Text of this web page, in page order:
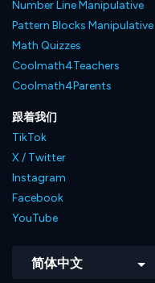
Number Line Manipulative
Pattern Blocks Manipulative
Math Quizzes
Coolmath4Teachers
Coolmath4Parents
跟着我们
TikTok
X / Twitter
Instagram
Facebook
YouTube
简体中文